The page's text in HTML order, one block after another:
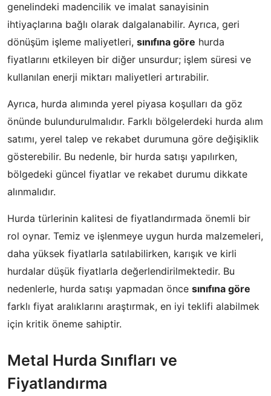
genelindeki madencilik ve imalat sanayisinin
ihtiyaçlarına bağlı olarak dalgalanabilir. Ayrıca, geri
dönüşüm işleme maliyetleri, sınıfına göre hurda
fiyatlarını etkileyen bir diğer unsurdur; işlem süresi ve
kullanılan enerji miktarı maliyetleri artırabilir.
Ayrıca, hurda alımında yerel piyasa koşulları da göz
önünde bulundurulmalıdır. Farklı bölgelerdeki hurda alım
satımı, yerel talep ve rekabet durumuna göre değişiklik
gösterebilir. Bu nedenle, bir hurda satışı yapılırken,
bölgedeki güncel fiyatlar ve rekabet durumu dikkate
alınmalıdır.
Hurda türlerinin kalitesi de fiyatlandırmada önemli bir
rol oynar. Temiz ve işlenmeye uygun hurda malzemeleri,
daha yüksek fiyatlarla satılabilirken, karışık ve kirli
hurdalar düşük fiyatlarla değerlendirilmektedir. Bu
nedenlerle, hurda satışı yapmadan önce sınıfına göre
farklı fiyat aralıklarını araştırmak, en iyi teklifi alabilmek
için kritik öneme sahiptir.
Metal Hurda Sınıfları ve
Fiyatlandırma